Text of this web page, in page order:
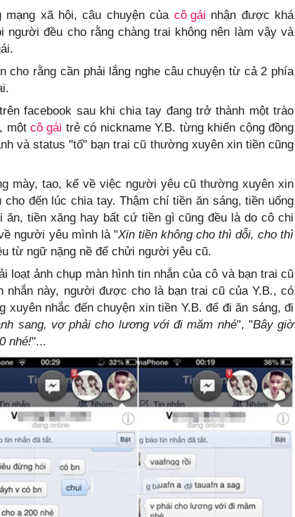
xã hội, câu chuyện của cô gái nhận được khá
người đều cho rằng chàng trai không nên làm vậy và
cho rằng cần phải lắng nghe câu chuyện từ cả 2 phía
facebook sau khi chia tay đang trở thành một trào
một cô gái trẻ có nickname Y.B. từng khiến cộng đồng
và status "tố" bạn trai cũ thường xuyên xin tiền cũng
mày, tao, kể về việc người yêu cũ thường xuyên xin
đến lúc chia tay. Thậm chí tiền ăn sáng, tiền uống
tiền xăng hay bất cứ tiền gì cũng đều là do cô chi
người yêu mình là "Xin tiền không cho thì dỗi, cho thì
từ ngữ nặng nề để chửi người yêu cũ.
loạt ảnh chụp màn hình tin nhắn của cô và bạn trai cũ
nhắn này, người được cho là bạn trai cũ của Y.B., có
xuyên nhắc đến chuyện xin tiền Y.B. để đi ăn sáng, đi
sang, vợ phải cho lương với đi măm nhé", "Bây giờ
nhé!"...